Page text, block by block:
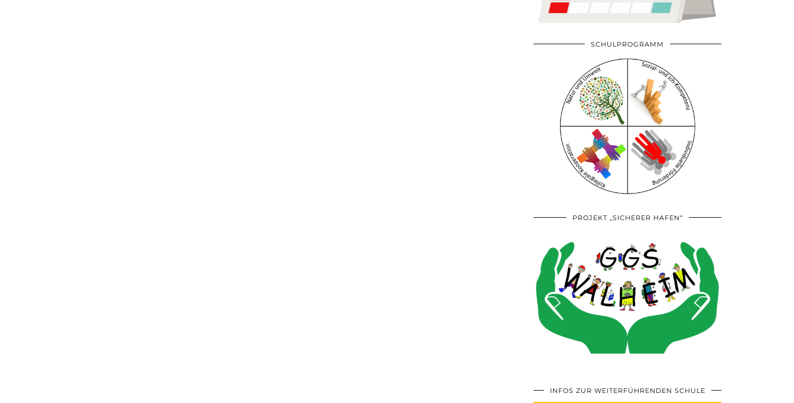
SCHULPROGRAMM
PROJEKT „SICHERER HAFEN“
INFOS ZUR WEITERFÜHRENDEN SCHULE